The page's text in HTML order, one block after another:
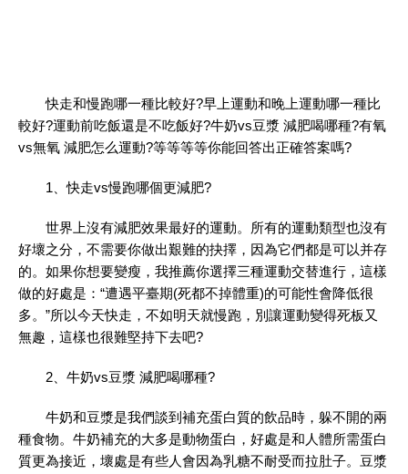
快走和慢跑哪一種比較好?早上運動和晚上運動哪一種比
較好?運動前吃飯還是不吃飯好?牛奶vs豆漿 減肥喝哪種?有氧
vs無氧 減肥怎么運動?等等等等你能回答出正確答案嗎?
1、快走vs慢跑哪個更減肥?
世界上沒有減肥效果最好的運動。所有的運動類型也沒有
好壞之分，不需要你做出艱難的抉擇，因為它們都是可以并存
的。如果你想要變瘦，我推薦你選擇三種運動交替進行，這樣
做的好處是：“遭遇平臺期(死都不掉體重)的可能性會降低很
多。”所以今天快走，不如明天就慢跑，別讓運動變得死板又
無趣，這樣也很難堅持下去吧?
2、牛奶vs豆漿 減肥喝哪種?
牛奶和豆漿是我們談到補充蛋白質的飲品時，躲不開的兩
種食物。牛奶補充的大多是動物蛋白，好處是和人體所需蛋白
質更為接近，壞處是有些人會因為乳糖不耐受而拉肚子。豆漿